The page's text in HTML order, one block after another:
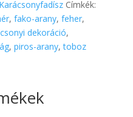
Karácsonyfadísz Címkék:
, fako-arany, feher,
dekoráció,
, piros-arany,toboz